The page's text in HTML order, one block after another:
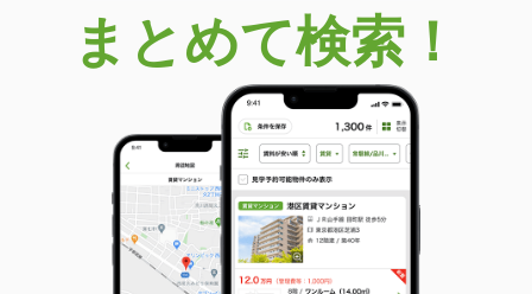
まとめて検索！